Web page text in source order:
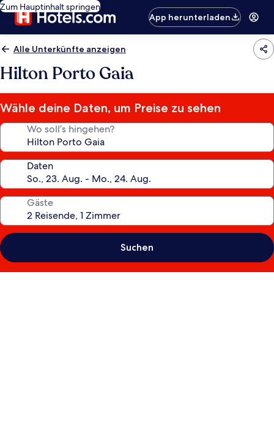
Zum Hauptinhalt springen
App herunterladen
Alle Unterkünfte anzeigen
Hilton Porto Gaia
Wähle deine Daten, um Preise zu sehen
Wo soll’s hingehen?
Daten
Gäste
Suchen